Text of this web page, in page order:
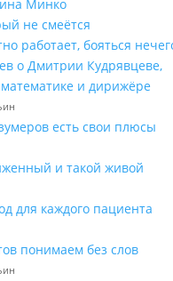
Минко
не смеётся
работает, бояться
о Дмитрии Кудрявцеве,
математике и дирижёре
есть свои плюсы
и такой живой
для каждого пациента
понимаем без слов